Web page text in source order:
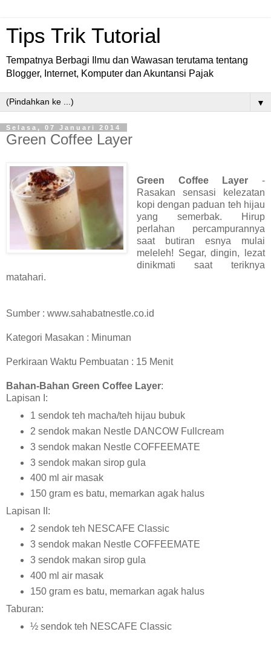
Tips Trik Tutorial
Tempatnya Berbagi Ilmu dan Wawasan terutama tentang
Blogger, Internet, Komputer dan Akuntansi Pajak
▼
Selasa, 07 Januari 2014
Green Coffee Layer
Green Coffee Layer -
Rasakan sensasi kelezatan
kopi dengan paduan teh hijau
yang semerbak. Hirup
perlahan percampurannya
saat butiran esnya mulai
meleleh! Segar, dingin, lezat
dinikmati saat teriknya
matahari.
Sumber : www.sahabatnestle.co.id
Kategori Masakan : Minuman
Perkiraan Waktu Pembuatan : 15 Menit
Bahan-Bahan Green Coffee Layer:
Lapisan I:
1 sendok teh macha/teh hijau bubuk
2 sendok makan Nestle DANCOW Fullcream
3 sendok makan Nestle COFFEEMATE
3 sendok makan sirop gula
400 ml air masak
150 gram es batu, memarkan agak halus
Lapisan II:
2 sendok teh NESCAFE Classic
3 sendok makan Nestle COFFEEMATE
3 sendok makan sirop gula
400 ml air masak
150 gram es batu, memarkan agak halus
Taburan:
½ sendok teh NESCAFE Classic